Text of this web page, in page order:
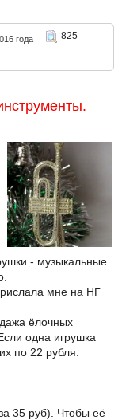
года
825
- музыкальные
мне на НГ
ёлочных
одна игрушка
по 22 рубля.
35 руб). Чтобы её